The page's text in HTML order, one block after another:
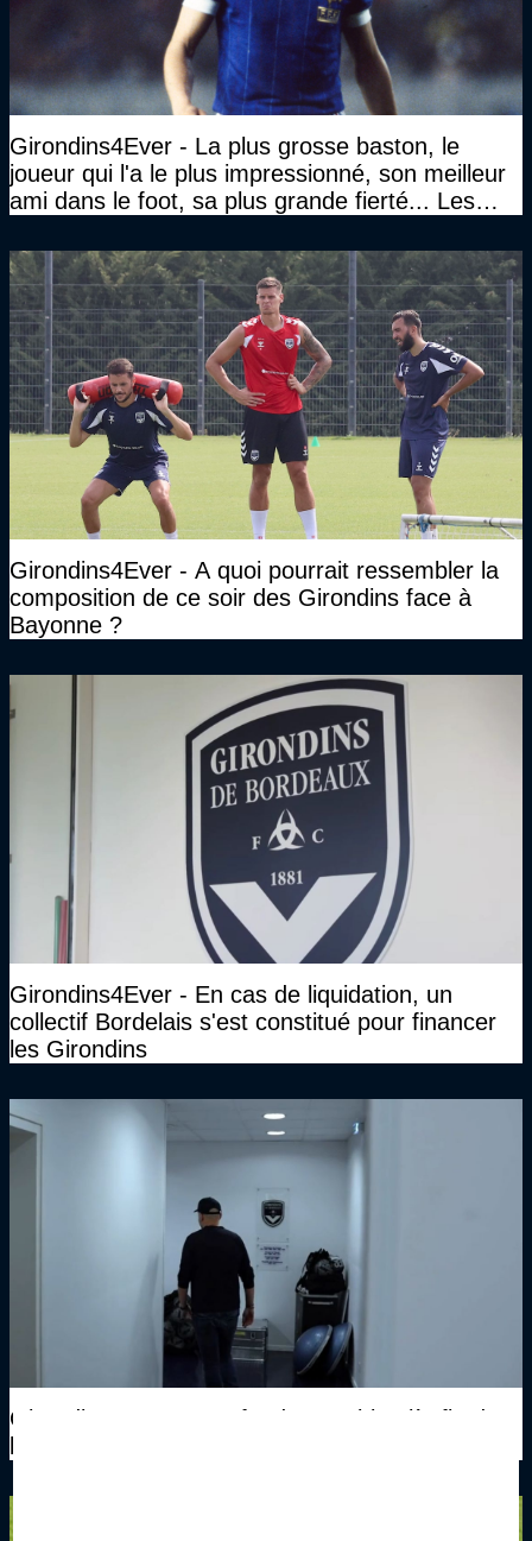
Girondins4Ever - La plus grosse baston, le
joueur qui l'a le plus impressionné, son meilleur
ami dans le foot, sa plus grande fierté... Les
Girondins4Ever - A quoi pourrait ressembler la
composition de ce soir des Girondins face à
Bayonne ?
Girondins4Ever - En cas de liquidation, un
collectif Bordelais s'est constitué pour financer
les Girondins
Girondins4Ever - Les fonds sont bien là, fin de